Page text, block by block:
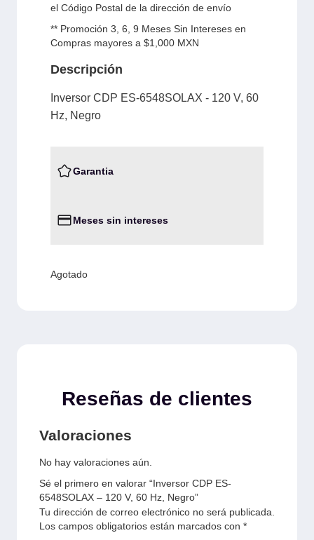
el Código Postal de la dirección de envío
** Promoción 3, 6, 9 Meses Sin Intereses en
Compras mayores a $1,000 MXN
Descripción
Inversor CDP ES-6548SOLAX - 120 V, 60
Hz, Negro
Garantia
Meses sin intereses
Agotado
Reseñas de clientes
Valoraciones
No hay valoraciones aún.
Sé el primero en valorar “Inversor CDP ES-
6548SOLAX – 120 V, 60 Hz, Negro”
Tu dirección de correo electrónico no será publicada.
Los campos obligatorios están marcados con *